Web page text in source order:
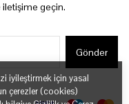
iyileştirmek için yasal
çerezler (cookies)
iletişime geçin.
Gönder